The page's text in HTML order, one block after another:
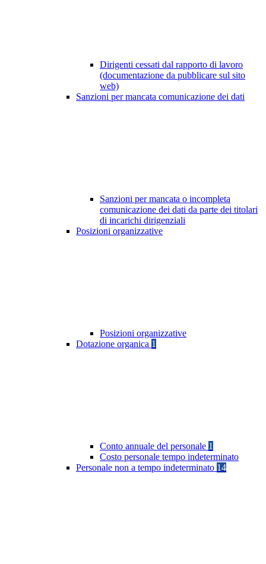
Dirigenti cessati dal rapporto di lavoro
(documentazione da pubblicare sul sito
web)
Sanzioni per mancata comunicazione dei dati
Sanzioni per mancata o incompleta
comunicazione dei dati da parte dei titolari
di incarichi dirigenziali
Posizioni organizzative
Posizioni organizzative
Dotazione organica 1
Conto annuale del personale 1
Costo personale tempo indeterminato
Personale non a tempo indeterminato 14